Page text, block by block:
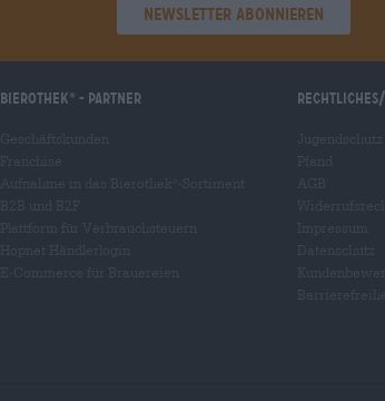
Newsletter abonnieren
Bierothek - Partner